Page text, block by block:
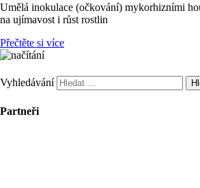
Umělá inokulace (očkování) mykorhizními
na ujímavost i růst rostlin
Přečtěte si více
Vyhledávání
Partneři